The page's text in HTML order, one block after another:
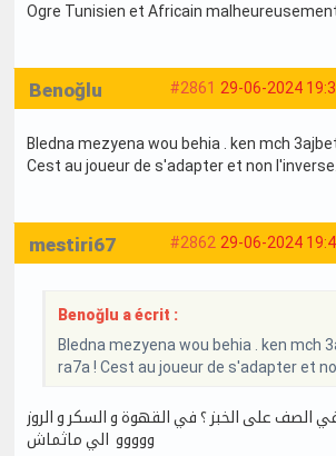
Ogre Tunisien et Africain
#2861 29-06-2024
Benoğlu
Bledna mezyena wou behia . ken mch
Cest au joueur de s'adapter et non l'inverse.
#2862 29-06-2024
mestiri67
Benoğlu a écrit :
Bledna mezyena wou behia . ken mch
ra7a ! Cest au joueur de s'adapter et
الصف على الخبز ؟ في القهوة و السكر و الروز
ووووو الي ماثماش